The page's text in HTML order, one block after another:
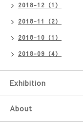
2018-12（1）
2018-11（2）
2018-10（1）
2018-09（4）
Exhibition
About